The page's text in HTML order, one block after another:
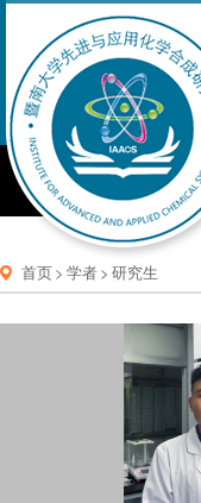
首页> 学者> 研究生